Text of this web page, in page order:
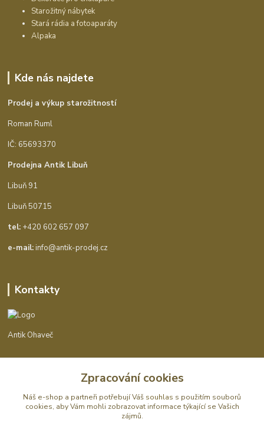
Starožitný nábytek
Stará rádia a fotoaparáty
Alpaka
Kde nás najdete
Prodej a výkup starožitností
Roman Ruml
IČ: 65693370
Prodejna Antik Libuň
Libuň 91
Libuň 50715
tel: +420 602 657 097
e-mail:info@antik-prodej.cz
Kontakty
Antik Ohaveč
info@antik-prodej.cz
Zpracování cookies
Náš e-shop a partneři potřebují Váš souhlas s použitím souborů
cookies, aby Vám mohli zobrazovat informace týkající se Vašich
zájmů.